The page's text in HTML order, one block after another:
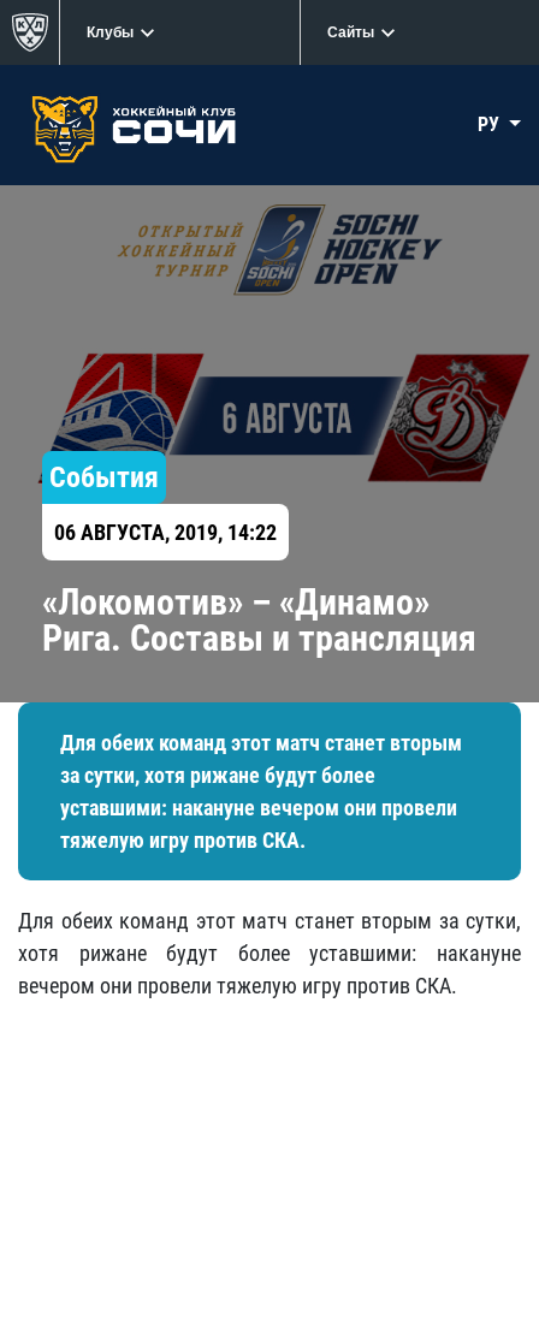
Клубы Сайты
РУ
События
06 АВГУСТА, 2019, 14:22
«Локомотив» – «Динамо»
Рига. Составы и трансляция
Для обеих команд этот матч станет вторым
за сутки, хотя рижане будут более
уставшими: накануне вечером они провели
тяжелую игру против СКА.
Для обеих команд этот матч станет вторым за сутки,
хотя рижане будут более уставшими: накануне
вечером они провели тяжелую игру против СКА.